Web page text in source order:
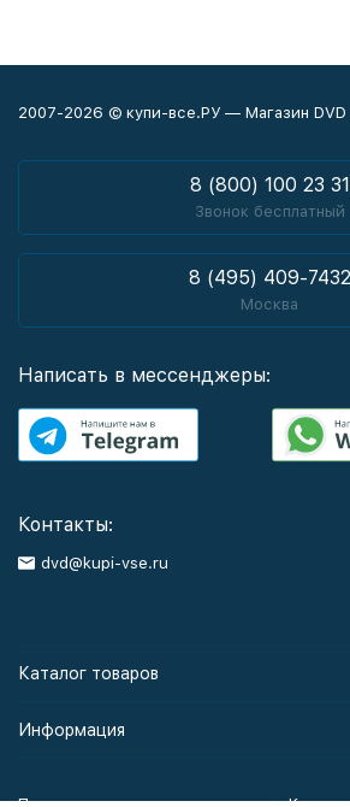
2007-2026 © купи-все.РУ — Магазин DVD
8 (800) 100 23 31
Звонок бесплатный
8 (495) 409-7432
Москва
Написать в мессенджеры:
Контакты:
dvd@kupi-vse.ru
Каталог товаров
Информация